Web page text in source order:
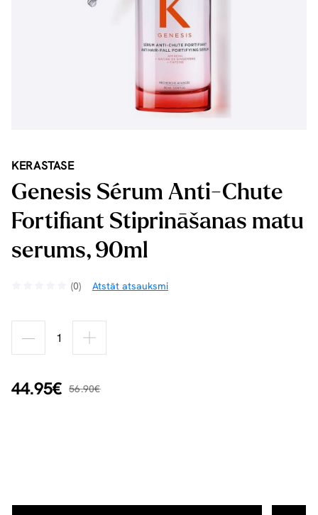
KERASTASE
Genesis Sérum Anti-Chute
Fortifiant Stiprināšanas matu
serums, 90ml
(0) Atstāt atsauksmi
44.95€ 56.90€